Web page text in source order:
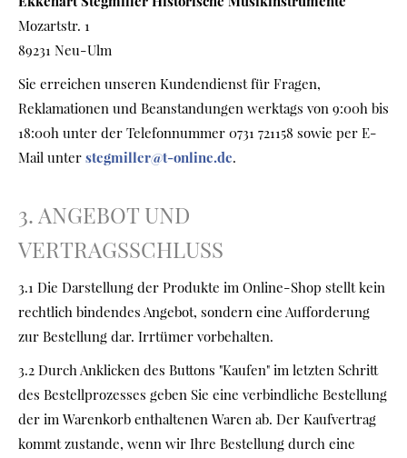
Mozartstr. 1
89231 Neu-Ulm
Sie erreichen unseren Kundendienst für Fragen,
Reklamationen und Beanstandungen werktags von 9:00h bis
18:00h unter der Telefonnummer 0731 721158 sowie per E-
Mail unter stegmiller@t-online.de.
3. ANGEBOT UND
VERTRAGSSCHLUSS
3.1 Die Darstellung der Produkte im Online-Shop stellt kein
rechtlich bindendes Angebot, sondern eine Aufforderung
zur Bestellung dar. Irrtümer vorbehalten.
3.2 Durch Anklicken des Buttons "Kaufen" im letzten Schritt
des Bestellprozesses geben Sie eine verbindliche Bestellung
der im Warenkorb enthaltenen Waren ab. Der Kaufvertrag
kommt zustande, wenn wir Ihre Bestellung durch eine